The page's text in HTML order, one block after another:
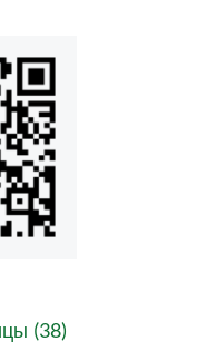
(38)